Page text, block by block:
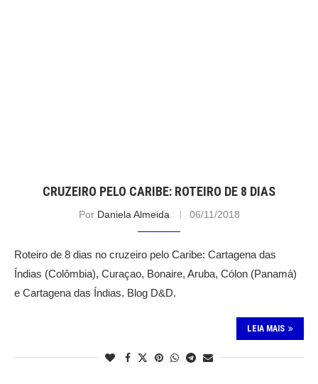
CRUZEIRO PELO CARIBE: ROTEIRO DE 8 DIAS
Por Daniela Almeida 06/11/2018
Roteiro de 8 dias no cruzeiro pelo Caribe: Cartagena das
Índias (Colômbia), Curaçao, Bonaire, Aruba, Cólon (Panamá)
e Cartagena das Índias. Blog D&D.
LEIA MAIS